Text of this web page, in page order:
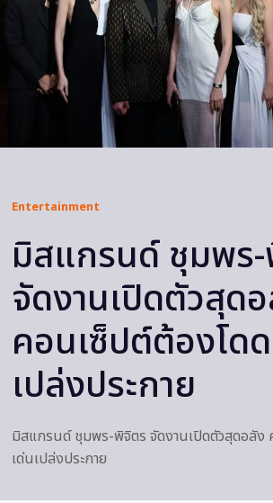
Entertainment
มิสแกรนด์ ชุมพร
จัดงานเปิดตัวสุด
คอนเซ็ปต์ต้องโด
เปล่งประกาย
มิสแกรนด์ ชุมพร-พิจิตร จัดงานเปิดตัวสุดอลัง
เด่นเปล่งประกาย